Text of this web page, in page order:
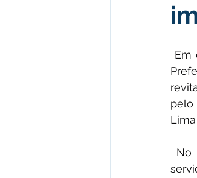
Licitações
Apoio ao
Em
pelo
No